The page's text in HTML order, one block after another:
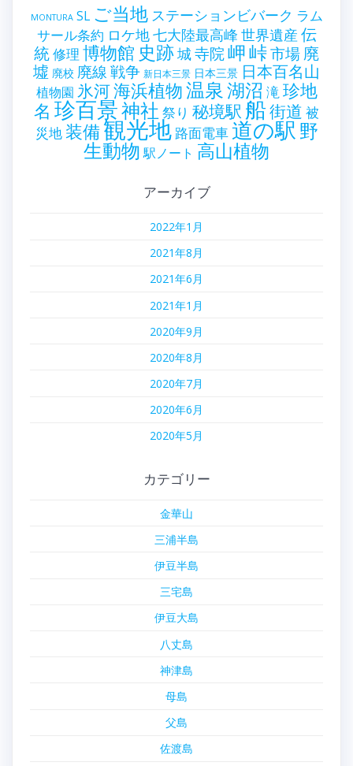
MONTURA SL ご当地 ステーションビバーク ラム
サール条約 ロケ地七大陸最高峰 世界遺産 伝
統修理 博物館 史跡城寺院岬峠市場 廃
墟 廃校 廃線戦争 新日本三景 日本三景 日本百名山
植物園 氷河海浜植物温泉湖沼 滝珍地
名 珍百景神社 祭り 秘境駅 船街道 被
災地装備観光地 路面電車道の駅 野
生動物 駅ノート 高山植物
アーカイブ
2022年1月
2021年8月
2021年6月
2021年1月
2020年9月
2020年8月
2020年7月
2020年6月
2020年5月
カテゴリー
金華山
三浦半島
伊豆半島
三宅島
伊豆大島
八丈島
神津島
母島
父島
佐渡島